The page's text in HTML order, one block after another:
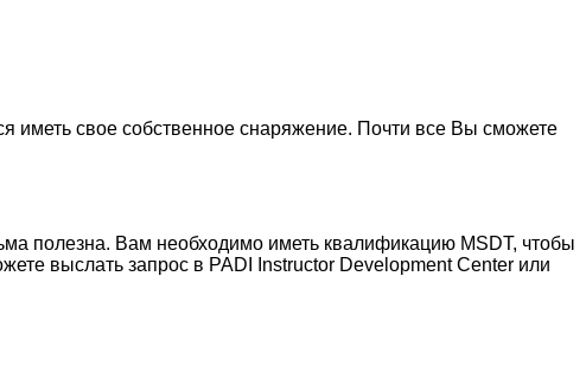
иметь свое собственное снаряжение. Почти все Вы сможете
полезна. Вам необходимо иметь квалификацию MSDT, чтобы
выслать запрос в PADI Instructor Development Center или